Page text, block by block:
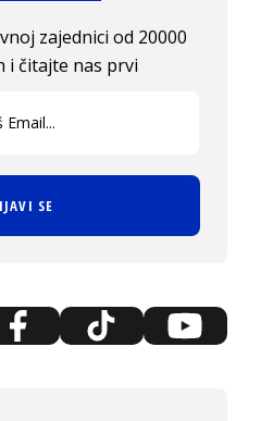
zajednici od 20000
i čitajte nas prvi
SE